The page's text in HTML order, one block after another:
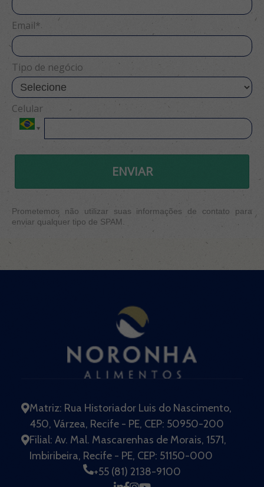
Email*
Tipo de negócio
Celular
ENVIAR
Prometemos não utilizar suas informações de contato para
enviar qualquer tipo de SPAM.
Matriz: Rua Historiador Luis do Nascimento,
450, Várzea, Recife - PE, CEP: 50950-200
Filial: Av. Mal. Mascarenhas de Morais, 1571,
Imbiribeira, Recife - PE, CEP: 51150-000
+55 (81) 2138-9100